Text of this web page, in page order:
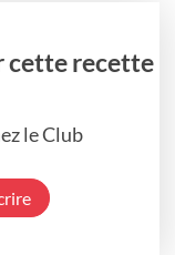
cette recette
le Club